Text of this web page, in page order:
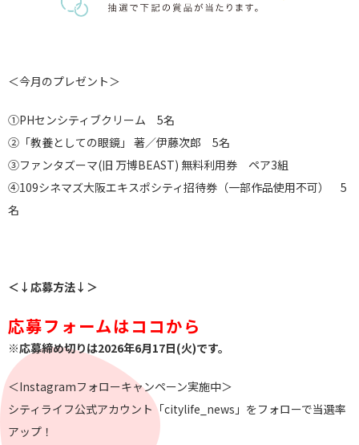
＜今月のプレゼント＞
①PHセンシティブクリーム 5名
②「教養としての眼鏡」 著／伊藤次郎 5名
③ファンタズーマ(旧 万博BEAST) 無料利用券 ペア3組
④109シネマズ大阪エキスポシティ招待券 （一部作品使用不可） 5
名
＜↓応募方法↓＞
応募フォームはココから
※応募締め切りは2026年6月17日(火)です。
＜Instagramフォローキャンペーン実施中＞
シティライフ公式アカウント「citylife_news」をフォローで当選率
アップ！